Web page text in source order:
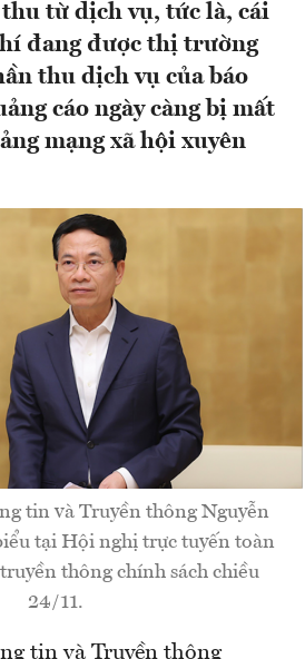
từ dịch vụ, tức là, cái
đang được thị trường
thu dịch vụ của báo
cáo ngày càng bị mất
mạng xã hội xuyên
tin và Truyền thông Nguyễn
tại Hội nghị trực tuyến toàn
thông chính sách chiều
24/11.
tin và Truyền thông